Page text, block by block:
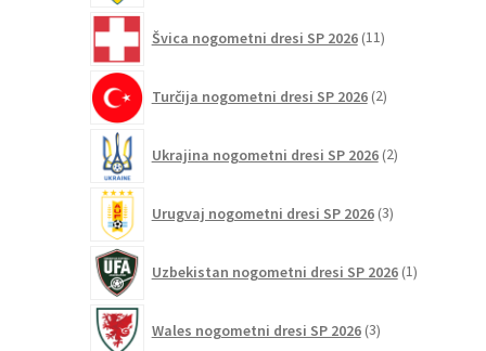
Švica nogometni dresi SP 2026 11izdelkov
Turčija nogometni dresi SP 2026 2izdelka
Ukrajina nogometni dresi SP 2026 2izdelka
Urugvaj nogometni dresi SP 2026 3izdelki
Uzbekistan nogometni dresi SP 2026 1izdelek
Wales nogometni dresi SP 2026 3izdelki